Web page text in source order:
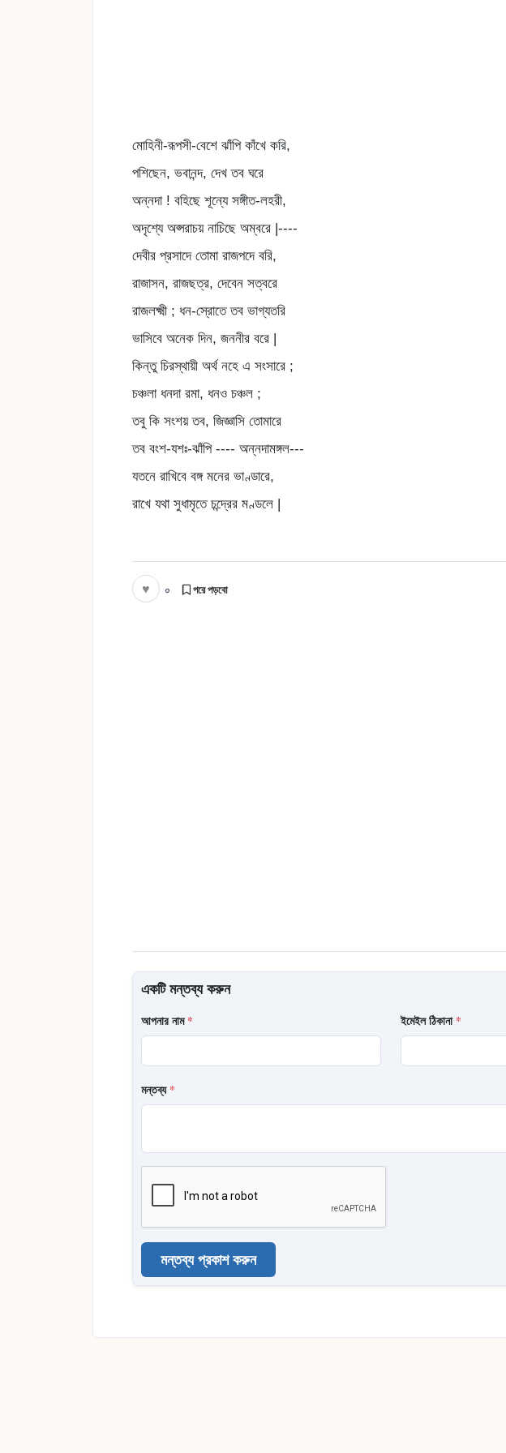
মোহিনী-রূপসী-বেশে ঝাঁপি কাঁখে করি,
পশিছেন, ভবানন্দ, দেখ তব ঘরে
অন্নদা ! বহিছে শূন্যে সঙ্গীত-লহরী,
অদৃশ্যে অপ্সরাচয় নাচিছে অম্বরে |----
দেবীর প্রসাদে তোমা রাজপদে বরি,
রাজাসন, রাজছত্র, দেবেন সত্বরে
রাজলক্ষ্মী ; ধন-স্রোতে তব ভাগ্যতরি
ভাসিবে অনেক দিন, জননীর বরে |
কিন্তু চিরস্থায়ী অর্থ নহে এ সংসারে ;
চঞ্চলা ধনদা রমা, ধনও চঞ্চল ;
তবু কি সংশয় তব, জিজ্ঞাসি তোমারে
তব বংশ-যশঃ-ঝাঁপি ---- অন্নদামঙ্গল---
যতনে রাখিবে বঙ্গ মনের ভাণ্ডারে,
রাখে যথা সুধামৃতে চন্দ্রের মণ্ডলে |
♥ ০ পরে পড়বো
একটি মন্তব্য করুন
আপনার নাম* ইমেইল ঠিকানা*
মন্তব্য*
মন্তব্য প্রকাশ করুন